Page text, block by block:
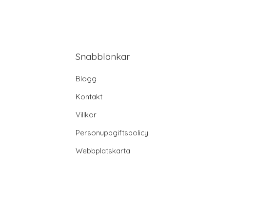
Snabblänkar
Blogg
Kontakt
Villkor
Personuppgiftspolicy
Webbplatskarta